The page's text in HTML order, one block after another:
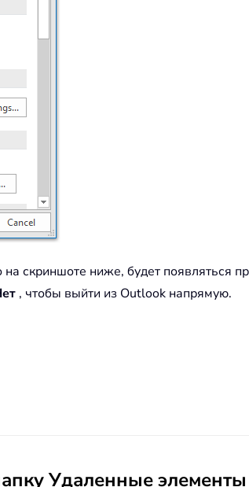
скриншоте ниже, будет появляться
, чтобы выйти из Outlook напрямую.
Удаленные элементы